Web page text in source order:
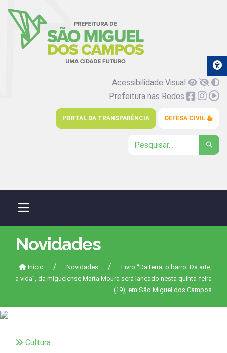
Acessibilidade Visual
Prefeitura nas Redes
PORTAL DA TRANSPARÊNCIA DEFESA CIVIL
Novidades
Início Novidades
Livro “Da terra, o barro. Da arte,
a vida”, da miguelense Marta Moura será lançado nesta quinta-feira
(19), em São Miguel dos Campos
Cultura